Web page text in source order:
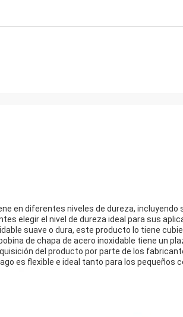
en diferentes niveles de dureza, incluyendo
elegir el nivel de dureza ideal para sus
suave o dura, este producto lo tiene
de chapa de acero inoxidable tiene un
del producto por parte de los
es flexible e ideal tanto para los pequeños